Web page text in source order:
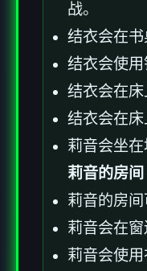
战。
结衣会在书
结衣会使
结衣会在床
结衣会在床
莉音会坐在
莉音的房间
莉音的房间
莉音会在窗
莉音会使用